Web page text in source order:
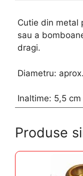
Cutie din metal
sau a
dragi.
Diametru:
Inaltime: 5,5 cm
Produse